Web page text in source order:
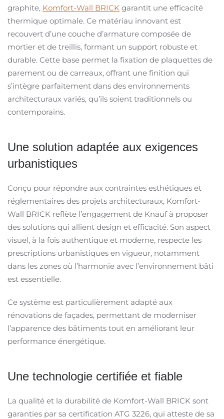
graphite, Komfort-Wall BRICK garantit une efficacité
thermique optimale. Ce matériau innovant est
recouvert d’une couche d’armature composée de
mortier et de treillis, formant un support robuste et
durable. Cette base permet la fixation de plaquettes de
parement ou de carreaux, offrant une finition qui
s’intègre parfaitement dans des environnements
architecturaux variés, qu’ils soient traditionnels ou
contemporains.
Une solution adaptée aux exigences
urbanistiques
Conçu pour répondre aux contraintes esthétiques et
réglementaires des projets architecturaux, Komfort-
Wall BRICK reflète l’engagement de Knauf à proposer
des solutions qui allient design et efficacité. Son aspect
visuel, à la fois authentique et moderne, respecte les
prescriptions urbanistiques en vigueur, notamment
dans les zones où l’harmonie avec l’environnement bâti
est essentielle.
Ce système est particulièrement adapté aux
rénovations de façades, permettant de moderniser
l’apparence des bâtiments tout en améliorant leur
performance énergétique.
Une technologie certifiée et fiable
La qualité et la durabilité de Komfort-Wall BRICK sont
garanties par sa certification ATG 3226, qui atteste de sa